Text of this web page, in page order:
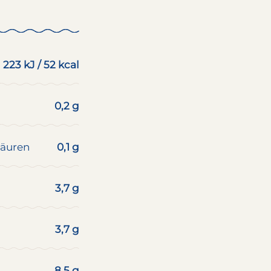
223 kJ / 52 kcal
0,2 g
0,1 g
3,7 g
3,7 g